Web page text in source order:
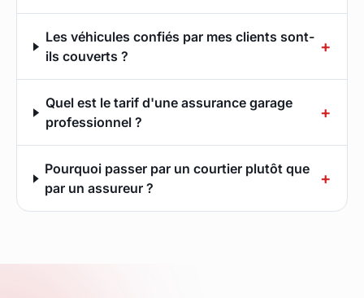
Les véhicules confiés par mes clients sont-
ils couverts ?
+
Quel est le tarif d'une assurance garage
professionnel ?
+
Pourquoi passer par un courtier plutôt que
par un assureur ?
+